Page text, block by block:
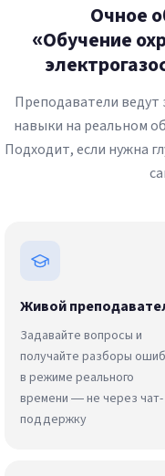
Очное
«Обучение
Преподаватели
навыки на реальном
Подходит, если нужна
Живой
Задавайте вопросы и
получайте разборы
в режиме реального
времени — не через чат-
поддержку